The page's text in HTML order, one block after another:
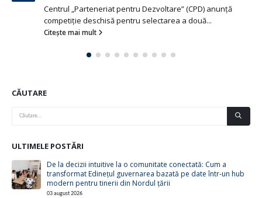
Centrul „Parteneriat pentru Dezvoltare” (CPD) anunţă
competiţie deschisă pentru selectarea a două...
Citește mai mult
CĂUTARE
ULTIMELE POSTĂRI
De la decizii intuitive la o comunitate conectată: Cum a
transformat Edinețul guvernarea bazată pe date într-un hub
modern pentru tinerii din Nordul țării
03 august 2026